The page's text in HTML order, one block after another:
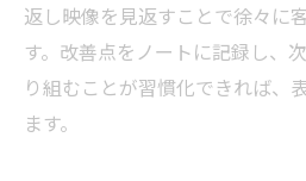
返し映像を見返すことで徐々に
す。改善点をノートに記録し、
り組むことが習慣化できれば、
ます。